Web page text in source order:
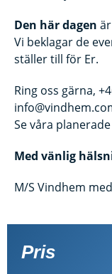
Den här dagen
Vi beklagar de
ställer till för Er.
Ring oss gärna,
Se våra
Med vänlig
M/S Vindhem
Pris